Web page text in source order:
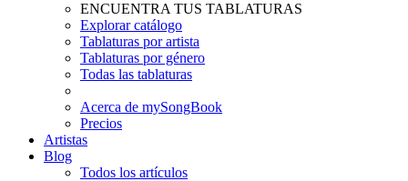
ENCUENTRA TUS TABLATURAS
Explorar catálogo
Tablaturas por artista
Tablaturas por género
Todas las tablaturas
Acerca de mySongBook
Precios
Artistas
Blog
Todos los artículos